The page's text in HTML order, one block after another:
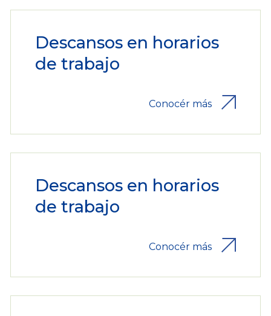
Descansos en horarios
de trabajo
Conocér más
Descansos en horarios
de trabajo
Conocér más